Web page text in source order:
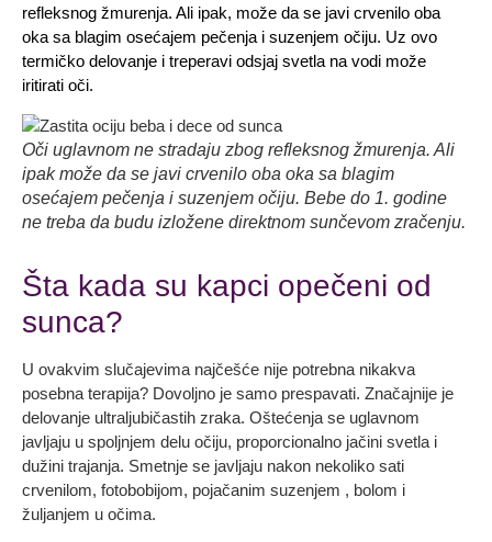
refleksnog žmurenja. Ali ipak, može da se javi crvenilo oba
oka sa blagim osećajem pečenja i suzenjem očiju. Uz ovo
termičko delovanje i treperavi odsjaj svetla na vodi može
iritirati oči.
Oči uglavnom ne stradaju zbog refleksnog žmurenja. Ali
ipak može da se javi crvenilo oba oka sa blagim
osećajem pečenja i suzenjem očiju. Bebe do 1. godine
ne treba da budu izložene direktnom sunčevom zračenju.
Šta kada su kapci opečeni od
sunca?
U ovakvim slučajevima najčešće nije potrebna nikakva
posebna terapija? Dovoljno je samo prespavati. Značajnije je
delovanje ultraljubičastih zraka. Oštećenja se uglavnom
javljaju u spoljnjem delu očiju, proporcionalno jačini svetla i
dužini trajanja. Smetnje se javljaju nakon nekoliko sati
crvenilom, fotobobijom, pojačanim suzenjem , bolom i
žuljanjem u očima.